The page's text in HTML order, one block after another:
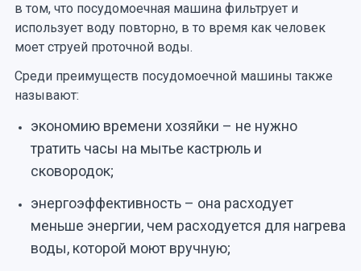
в том, что посудомоечная машина фильтрует и
использует воду повторно, в то время как человек
моет струей проточной воды.
Среди преимуществ посудомоечной машины также
называют:
экономию времени хозяйки – не нужно
тратить часы на мытье кастрюль и
сковородок;
энергоэффективность – она расходует
меньше энергии, чем расходуется для нагрева
воды, которой моют вручную;